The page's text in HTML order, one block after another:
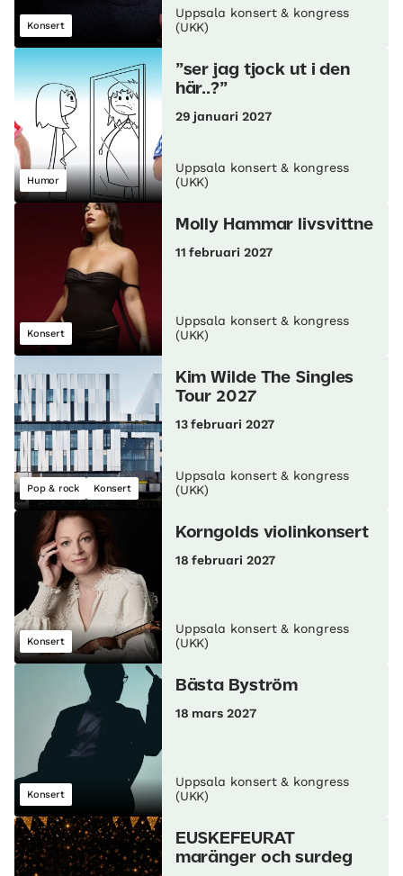
Konsert
Uppsala konsert & kongress
(UKK)
Humor
”ser jag tjock ut i den
här..?”
29 januari 2027
Uppsala konsert & kongress
(UKK)
Konsert
Molly Hammar livsvittne
11 februari 2027
Uppsala konsert & kongress
(UKK)
Pop & rock Konsert
Kim Wilde The Singles
Tour 2027
13 februari 2027
Uppsala konsert & kongress
(UKK)
Konsert
Korngolds violinkonsert
18 februari 2027
Uppsala konsert & kongress
(UKK)
Konsert
Bästa Byström
18 mars 2027
Uppsala konsert & kongress
(UKK)
EUSKEFEURAT
maränger och surdeg